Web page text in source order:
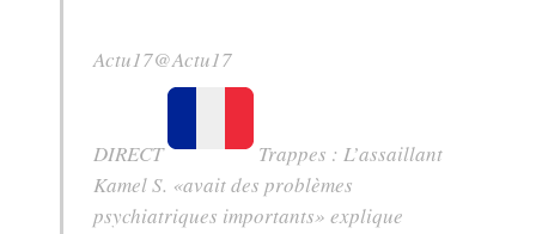
Actu17@Actu17
DIRECT
Trappes : L’assaillant
Kamel S. «avait des problèmes
psychiatriques importants» explique